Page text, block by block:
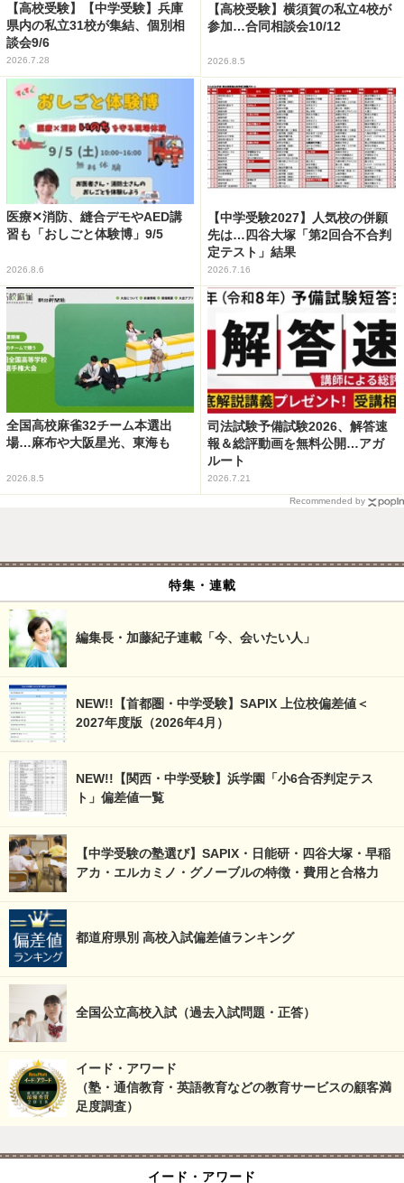
【高校受験】【中学受験】兵庫
県内の私立31校が集結、個別相
談会9/6
2026.7.28
【高校受験】横須賀の私立4校が
参加…合同相談会10/12
2026.8.5
医療✕消防、縫合デモやAED講
習も「おしごと体験博」9/5
2026.8.6
【中学受験2027】人気校の併願
先は…四谷大塚「第2回合不合判
定テスト」結果
2026.7.16
全国高校麻雀32チーム本選出
場…麻布や大阪星光、東海も
2026.8.5
司法試験予備試験2026、解答速
報＆総評動画を無料公開…アガ
ルート
2026.7.21
Recommended by
特集・連載
編集長・加藤紀子連載「今、会いたい人」
NEW!!【首都圏・中学受験】SAPIX 上位校偏差値＜
2027年度版（2026年4月）
NEW!!【関西・中学受験】浜学園「小6合否判定テス
ト」偏差値一覧
【中学受験の塾選び】SAPIX・日能研・四谷大塚・早稲
アカ・エルカミノ・グノーブルの特徴・費用と合格力
都道府県別 高校入試偏差値ランキング
全国公立高校入試（過去入試問題・正答）
イード・アワード
（塾・通信教育・英語教育などの教育サービスの顧客満
足度調査）
イード・アワード